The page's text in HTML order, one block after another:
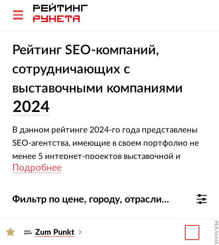
Рейтинг SEO-компаний,
сотрудничающих с
выставочными компаниями
2024
В данном рейтинге 2024-го года представлены
SEO-агентства, имеющие в своем портфолио не
менее 5 интернет-проектов выставочной и
конференционной тематики на продвижении.
Подробнее
Фильтр по цене, городу, отрасли...
Zum Punkt РЕКЛАМА